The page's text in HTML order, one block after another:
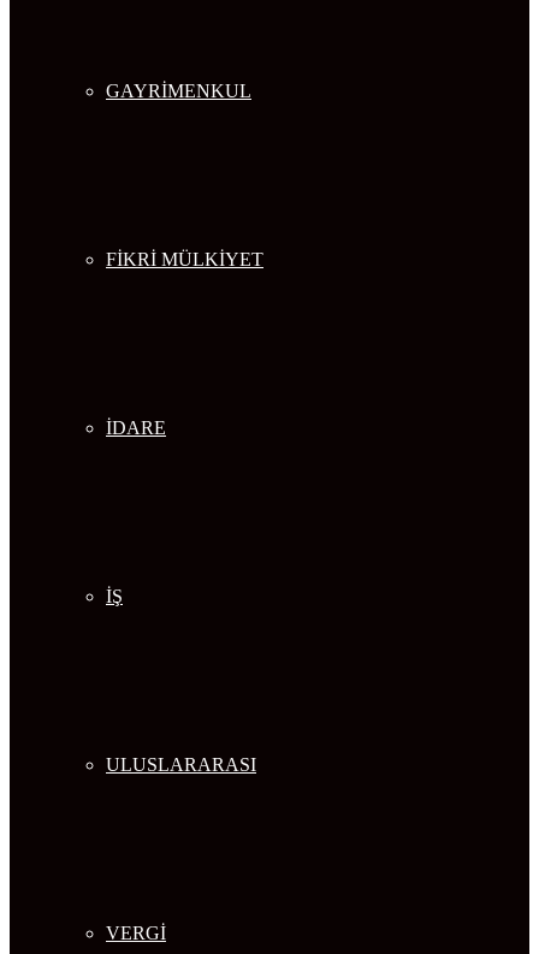
GAYRİMENKUL
FİKRİ MÜLKİYET
İDARE
İŞ
ULUSLARARASI
VERGİ